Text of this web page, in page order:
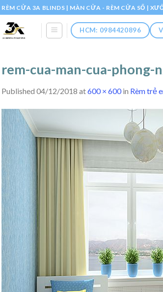
RÈM CỬA 3A BLINDS | MÀN CỬA - RÈM CỬA SỔ |
HCM: 0984420896
rem-cua-man-cua-phong-
Published 04/12/2018 at600 × 600in Rèm trẻ